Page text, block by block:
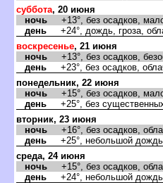
суббота, 20 июня
ночь +13°, без осадков,
день +24°, дождь, гроза,
оскресенье, 21 июня
ночь +13°, без осадков,
день +23°, без осадков,
понедельник, 22 июня
ночь +15°, без осадков,
день +25°, без
торник, 23 июня
ночь +16°, без осадков,
день +25°, небольшой
среда, 24 июня
ночь +15°, без осадков,
день +24°, небольшой